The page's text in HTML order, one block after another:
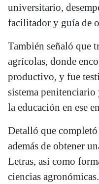
universitario,
facilitador y guía de
También señaló que
agrícolas, donde
productivo, y fue
sistema
la educación en ese
Detalló que
además de obtener
Letras, así como
ciencias agronómicas.